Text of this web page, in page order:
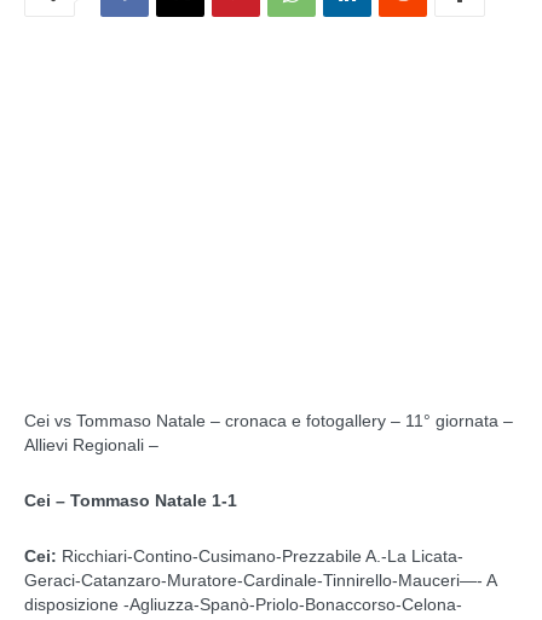
Cei vs Tommaso Natale – cronaca e fotogallery – 11° giornata –
Allievi Regionali –
Cei – Tommaso Natale 1-1
Cei: Ricchiari-Contino-Cusimano-Prezzabile A.-La Licata-
Geraci-Catanzaro-Muratore-Cardinale-Tinnirello-Mauceri—- A
disposizione -Agliuzza-Spanò-Priolo-Bonaccorso-Celona-